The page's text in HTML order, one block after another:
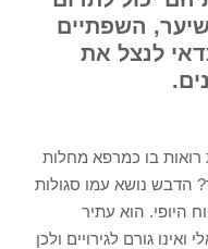
השפתיים
לנצל את
בו כמרפא מחלות
הדבש נושא עמו סגולות
היופי. הוא עתיר
גורם לגירויים ולכן